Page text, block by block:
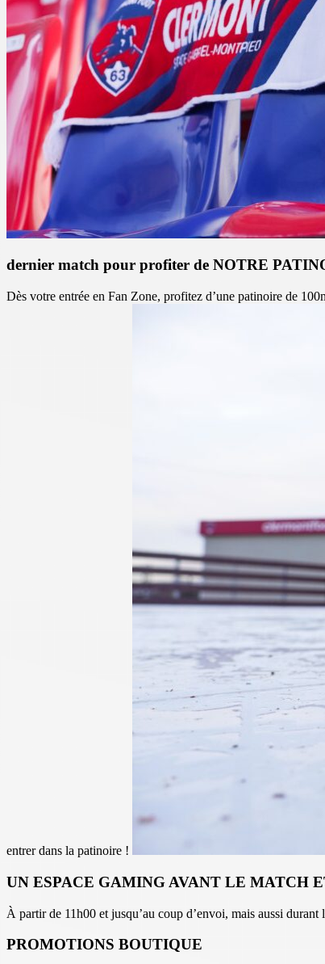
dernier match pour profiter de NOTRE
Dès votre entrée en Fan Zone, profitez d’une patinoire de
entrer dans la patinoire !
UN ESPACE GAMING AVANT LE MATCH
À partir de 11h00 et jusqu’au coup d’envoi, mais aussi durant
PROMOTIONS BOUTIQUE